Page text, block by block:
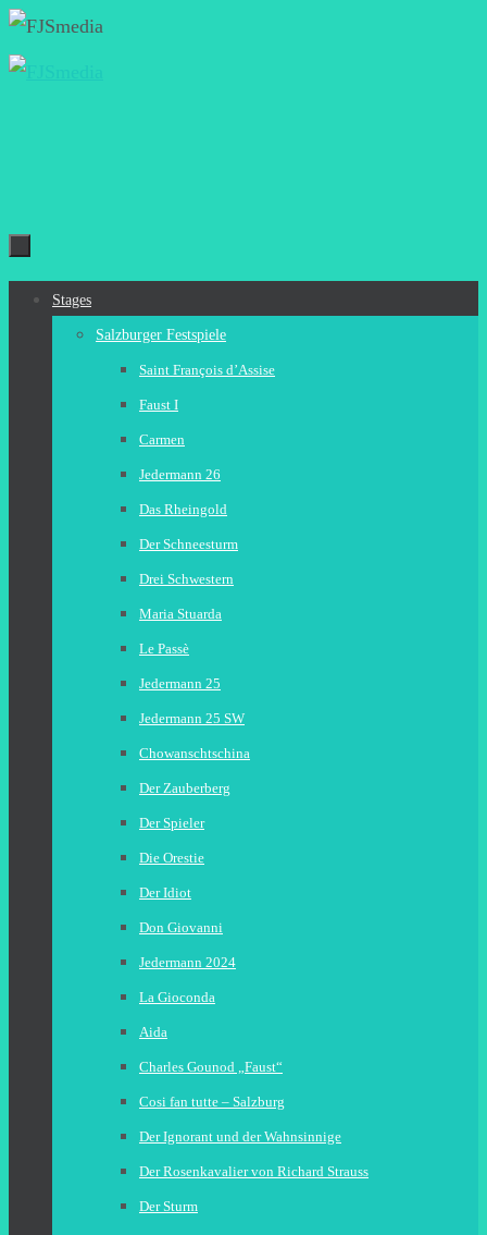
Zum
Inhalt
Zum
Stages
Salzburger Festspiele
Saint François d’Assise
Faust I
Carmen
Jedermann 26
Das Rheingold
Der Schneesturm
Drei Schwestern
Maria Stuarda
Le Passè
Jedermann 25
Jedermann 25 SW
Chowanschtschina
Der Zauberberg
Der Spieler
Die Orestie
Der Idiot
Don Giovanni
Jedermann 2024
La Gioconda
Aida
Charles Gounod „Faust“
Cosi fan tutte – Salzburg
Der Ignorant und der Wahnsinnige
Der Rosenkavalier von Richard Strauss
Der Sturm